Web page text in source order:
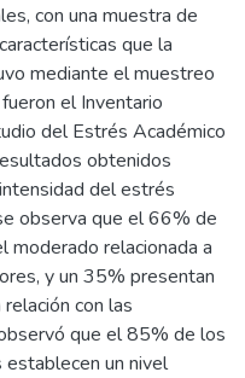
con una muestra de
que la
mediante el muestreo
el Inventario
del Estrés Académico
obtenidos
del estrés
observa que el 66% de
moderado relacionada a
y un 35% presentan
con las
que el 85% de los
un nivel